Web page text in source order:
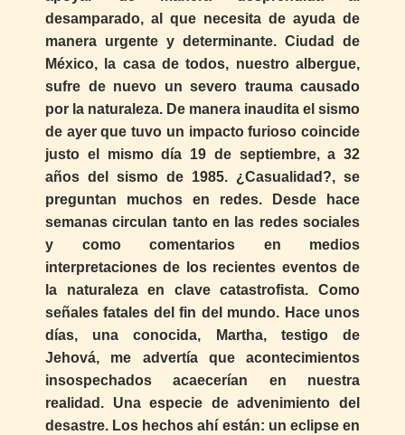
desamparado, al que necesita de ayuda de
manera urgente y determinante. Ciudad de
México, la casa de todos, nuestro albergue,
sufre de nuevo un severo trauma causado
por la naturaleza. De manera inaudita el sismo
de ayer que tuvo un impacto furioso coincide
justo el mismo día 19 de septiembre, a 32
años del sismo de 1985. ¿Casualidad?, se
preguntan muchos en redes. Desde hace
semanas circulan tanto en las redes sociales
y como comentarios en medios
interpretaciones de los recientes eventos de
la naturaleza en clave catastrofista. Como
señales fatales del fin del mundo. Hace unos
días, una conocida, Martha, testigo de
Jehová, me advertía que acontecimientos
insospechados acaecerían en nuestra
realidad. Una especie de advenimiento del
desastre. Los hechos ahí están: un eclipse en